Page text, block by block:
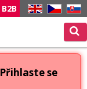
EN CZ SK
se